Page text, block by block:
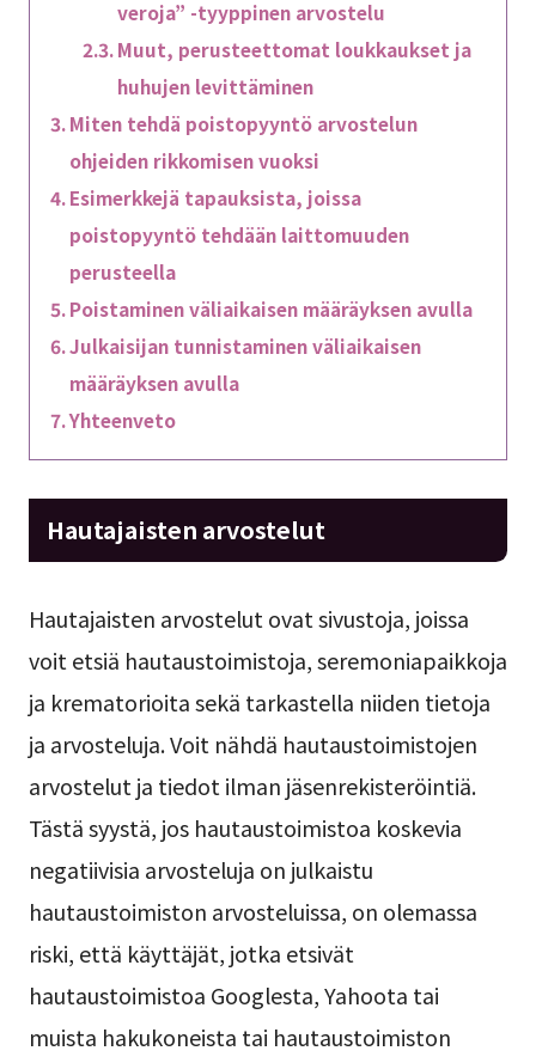
veroja” -tyyppinen arvostelu
Muut, perusteettomat loukkaukset ja
huhujen levittäminen
Miten tehdä poistopyyntö arvostelun
ohjeiden rikkomisen vuoksi
Esimerkkejä tapauksista, joissa
poistopyyntö tehdään laittomuuden
perusteella
Poistaminen väliaikaisen määräyksen avulla
Julkaisijan tunnistaminen väliaikaisen
määräyksen avulla
Yhteenveto
Hautajaisten arvostelut
Hautajaisten arvostelut ovat sivustoja, joissa
voit etsiä hautaustoimistoja, seremoniapaikkoja
ja krematorioita sekä tarkastella niiden tietoja
ja arvosteluja. Voit nähdä hautaustoimistojen
arvostelut ja tiedot ilman jäsenrekisteröintiä.
Tästä syystä, jos hautaustoimistoa koskevia
negatiivisia arvosteluja on julkaistu
hautaustoimiston arvosteluissa, on olemassa
riski, että käyttäjät, jotka etsivät
hautaustoimistoa Googlesta, Yahoota tai
muista hakukoneista tai hautaustoimiston